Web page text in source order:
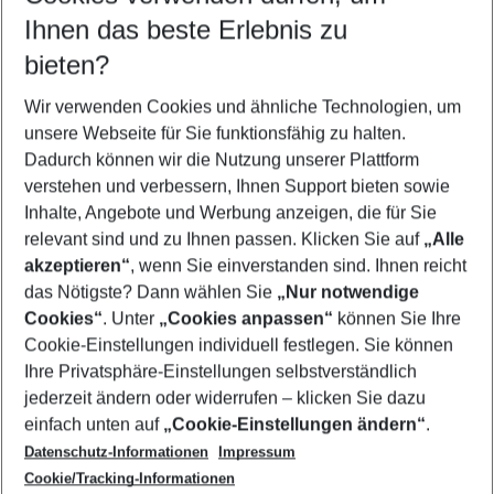
Reisezeitraum wählen
09.08.26– 07.08.27 5-8 Nächte
2 Erwachsene Keine Kinder
Mehr Filter anzeigen
Footer
Footer navigation
Über uns
AGB
Cookie-Einstellungen ändern
Cookie-Richtlinie
Datenschutz
Service & Hilfe
Barrierefreies Reisen
Check-in
Folgen Sie uns
Ihnen das beste Erlebnis zu
bieten?
Wir verwenden Cookies und ähnliche Technologien, um
unsere Webseite für Sie funktionsfähig zu halten.
Dadurch können wir die Nutzung unserer Plattform
verstehen und verbessern, Ihnen Support bieten sowie
Inhalte, Angebote und Werbung anzeigen, die für Sie
relevant sind und zu Ihnen passen. Klicken Sie auf „Alle
akzeptieren“, wenn Sie einverstanden sind. Ihnen reicht
das Nötigste? Dann wählen Sie „Nur notwendige
Cookies“. Unter „Cookies anpassen“ können Sie Ihre
Cookie-Einstellungen individuell festlegen. Sie können
Ihre Privatsphäre-Einstellungen selbstverständlich
jederzeit ändern oder widerrufen – klicken Sie dazu
einfach unten auf „Cookie-Einstellungen ändern“.
Datenschutz-Informationen
Impressum
Cookie/Tracking-Informationen